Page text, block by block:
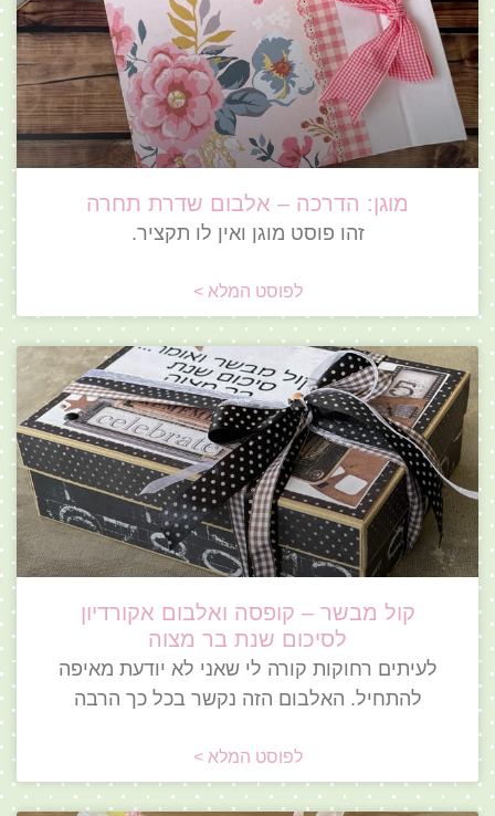
מוגן: הדרכה – אלבום שדרת תחרה
זהו פוסט מוגן ואין לו תקציר.
לפוסט המלא >
קול מבשר – קופסה ואלבום אקורדיון
לסיכום שנת בר מצוה
לעיתים רחוקות קורה לי שאני לא יודעת מאיפה
להתחיל. האלבום הזה נקשר בכל כך הרבה
לפוסט המלא >